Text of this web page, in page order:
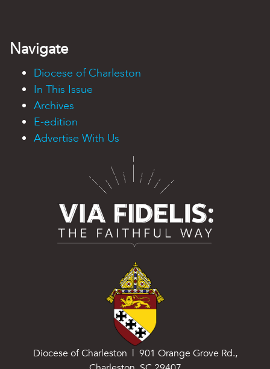
Navigate
Diocese of Charleston
In This Issue
Archives
E-edition
Advertise With Us
Diocese of Charleston | 901 Orange Grove Rd.,